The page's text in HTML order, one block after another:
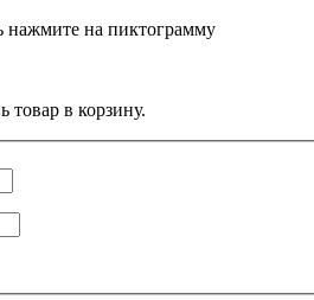
нажмите на пиктограмму
товар в корзину.